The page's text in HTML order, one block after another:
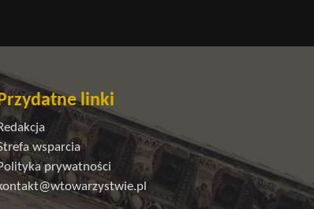
Przydatne linki
wsparcia
prywatności